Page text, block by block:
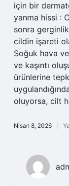
için bir
yanma hissi :
sonra
cildin işareti
Soğuk hava
ve kaşıntı
ürünlerine
oluyorsa, cilt
Nisan 8, 2026